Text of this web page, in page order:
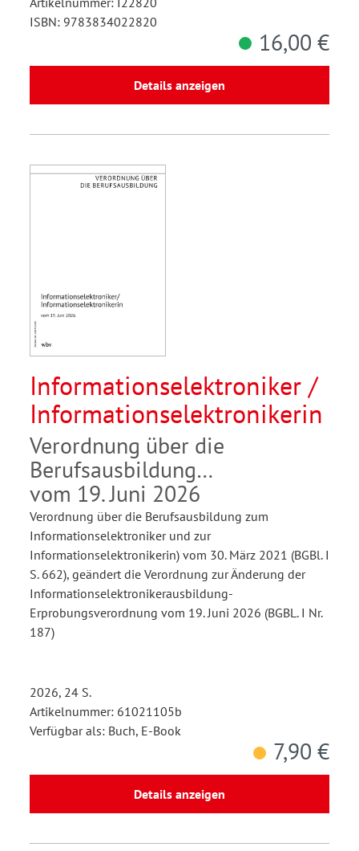
ISBN: 9783834022820
16,00 €
Details anzeigen
Informationselektroniker /
Informationselektronikerin
Verordnung über die
Berufsausbildung
vom 19. Juni 2026
Verordnung über die Berufsausbildung zum
Informationselektroniker und zur
Informationselektronikerin) vom 30. März 2021 (BGBl. I
S. 662), geändert die Verordnung zur Änderung der
Informationselektronikerausbildung-
Erprobungsverordnung vom 19. Juni 2026 (BGBL. I Nr.
187)
2026, 24 S.
Artikelnummer: 61021105b
Verfügbar als: Buch, E-Book
7,90 €
Details anzeigen